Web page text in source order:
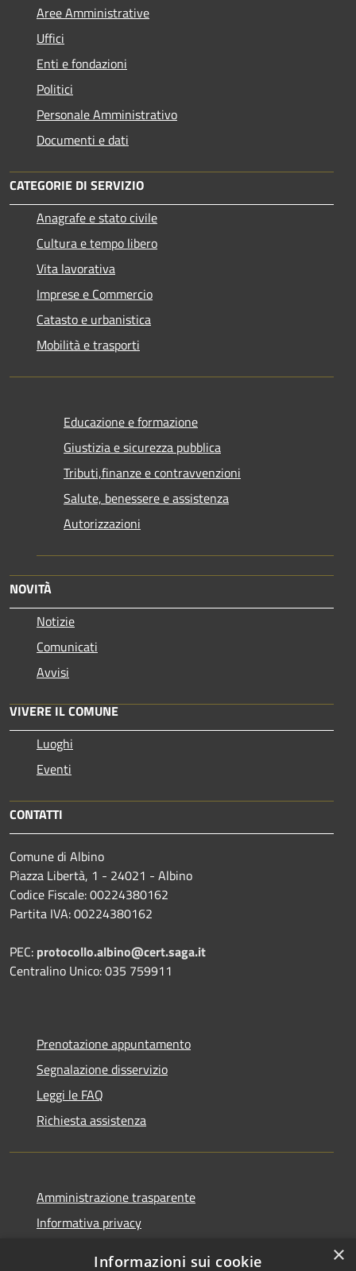
Aree Amministrative
Uffici
Enti e fondazioni
Politici
Personale Amministrativo
Documenti e dati
CATEGORIE DI SERVIZIO
Anagrafe e stato civile
Cultura e tempo libero
Vita lavorativa
Imprese e Commercio
Catasto e urbanistica
Mobilità e trasporti
Educazione e formazione
Giustizia e sicurezza pubblica
Tributi,finanze e contravvenzioni
Salute, benessere e assistenza
Autorizzazioni
NOVITÀ
Notizie
Comunicati
Avvisi
VIVERE IL COMUNE
Luoghi
Eventi
CONTATTI
Comune di Albino
Piazza Libertà, 1 - 24021 - Albino
Codice Fiscale: 00224380162
Partita IVA: 00224380162
PEC: protocollo.albino@cert.saga.it
Centralino Unico: 035 759911
Prenotazione appuntamento
Segnalazione disservizio
Leggi le FAQ
Richiesta assistenza
Amministrazione trasparente
Informativa privacy
×
Informazioni sui cookie